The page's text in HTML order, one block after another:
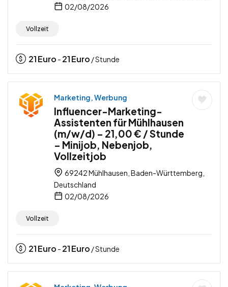
02/08/2026
Vollzeit
21Euro - 21Euro / Stunde
Marketing, Werbung
Influencer-Marketing-
Assistenten für Mühlhausen
(m/w/d) – 21,00 € / Stunde
– Minijob, Nebenjob,
Vollzeitjob
69242 Mühlhausen, Baden-Württemberg,
Deutschland
02/08/2026
Vollzeit
21Euro - 21Euro / Stunde